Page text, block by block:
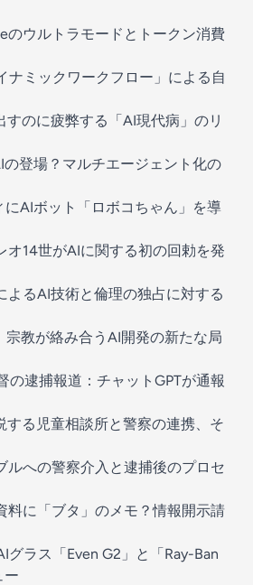
のウルトラモードとトークン消費
ナミックワークフロー」による自
すのに疲弊する「AI現代病」のリ
の登場？マルチエージェント化の
にAIボット「ロボコちゃん」を導
オ14世がAIに関する初の回勅を発
よるAI技術と倫理の独占に対する
宗教が絡み合うAI開発の新たな局
の逮捕報道：チャットGPTが通報
する児童相談所と警察の連携、そ
ルへの警察介入と逮捕後のプロセ
料に「ブタ」のメモ？情報開示請
グラス「Even G2」と「Ray-Ban
ー